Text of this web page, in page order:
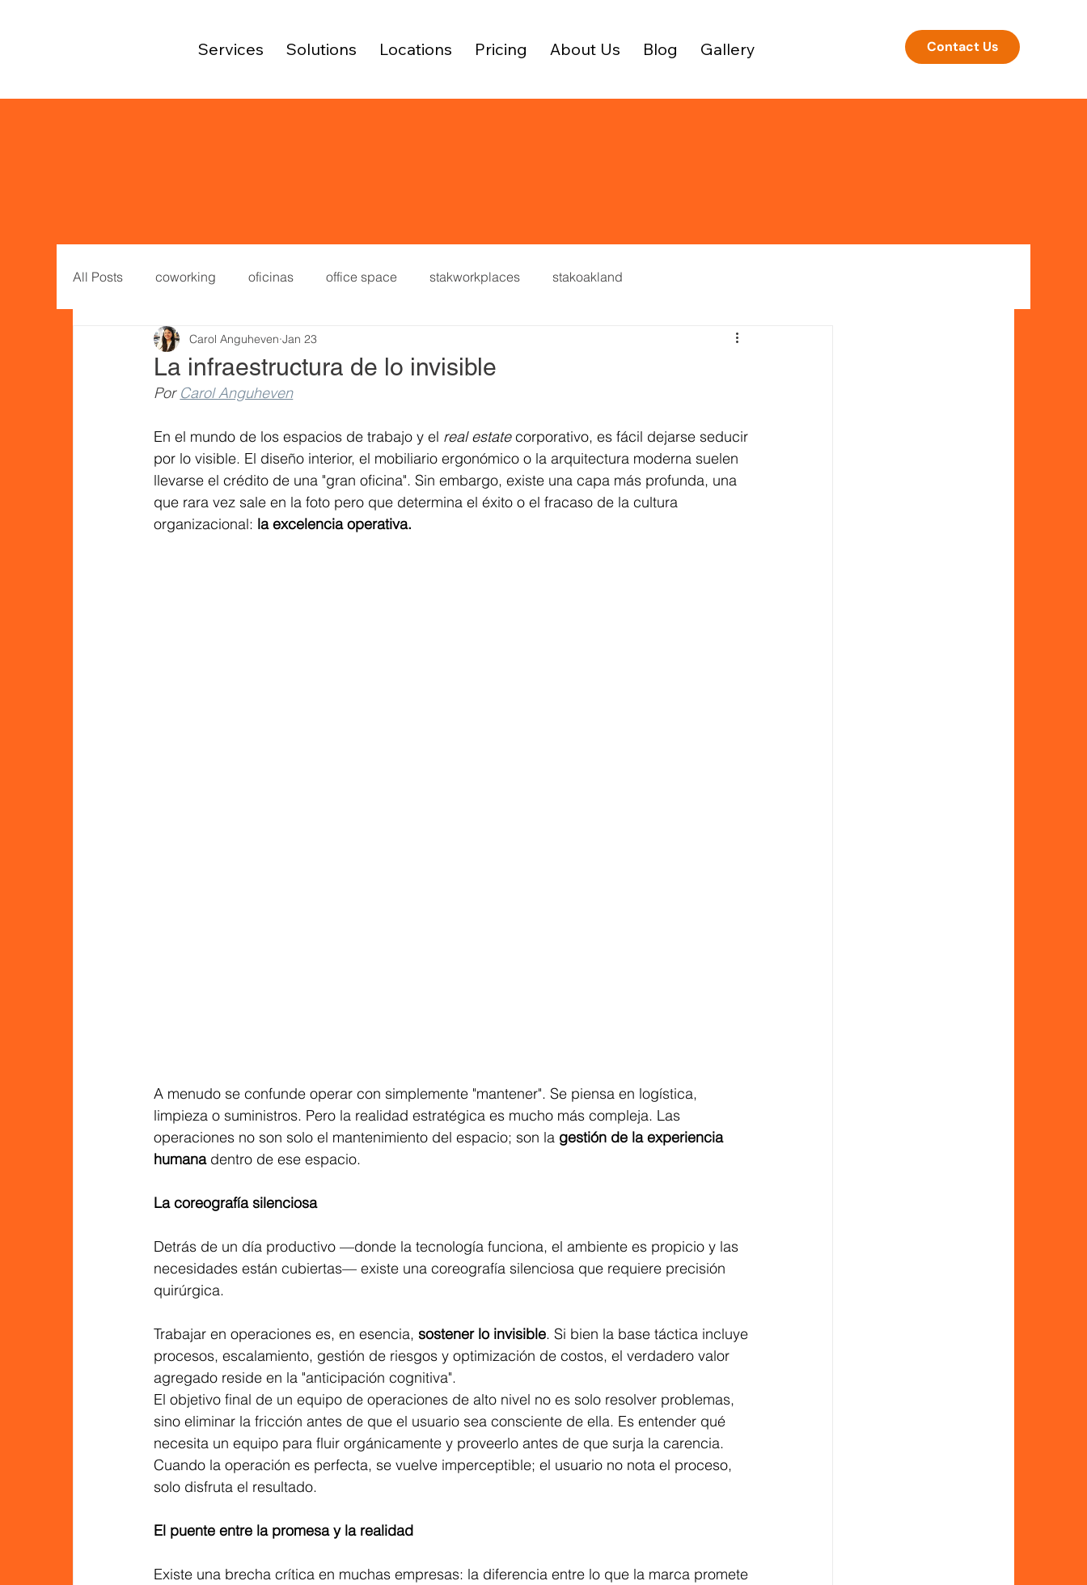
Services Solutions Locations Pricing About Us Blog Gallery Contact Us
All Posts coworking oficinas office space stakworkplaces stakoakland
La infraestructura de lo invisible
Carol Anguheven Jan 23
Por Carol Anguheven
En el mundo de los espacios de trabajo y el real estate corporativo, es fácil dejarse seducir
por lo visible. El diseño interior, el mobiliario ergonómico o la arquitectura moderna suelen
llevarse el crédito de una "gran oficina". Sin embargo, existe una capa más profunda, una
que rara vez sale en la foto pero que determina el éxito o el fracaso de la cultura
organizacional: la excelencia operativa.
A menudo se confunde operar con simplemente "mantener". Se piensa en logística,
limpieza o suministros. Pero la realidad estratégica es mucho más compleja. Las
operaciones no son solo el mantenimiento del espacio; son la gestión de la experiencia
humana dentro de ese espacio.
La coreografía silenciosa
Detrás de un día productivo —donde la tecnología funciona, el ambiente es propicio y las
necesidades están cubiertas— existe una coreografía silenciosa que requiere precisión
quirúrgica.
Trabajar en operaciones es, en esencia, sostener lo invisible. Si bien la base táctica incluye
procesos, escalamiento, gestión de riesgos y optimización de costos, el verdadero valor
agregado reside en la "anticipación cognitiva".
El objetivo final de un equipo de operaciones de alto nivel no es solo resolver problemas,
sino eliminar la fricción antes de que el usuario sea consciente de ella. Es entender qué
necesita un equipo para fluir orgánicamente y proveerlo antes de que surja la carencia.
Cuando la operación es perfecta, se vuelve imperceptible; el usuario no nota el proceso,
solo disfruta el resultado.
El puente entre la promesa y la realidad
Existe una brecha crítica en muchas empresas: la diferencia entre lo que la marca promete